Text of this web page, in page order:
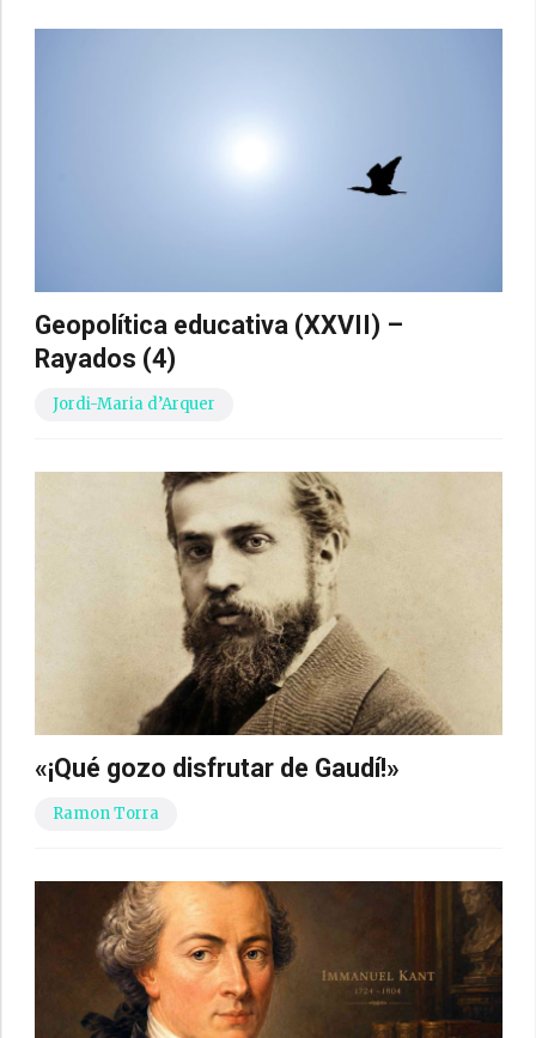
Geopolítica educativa (XXVII) –
Rayados (4)
Jordi-Maria d’Arquer
«¡Qué gozo disfrutar de Gaudí!»
Ramon Torra